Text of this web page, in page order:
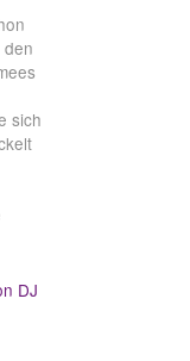
den
sich
DJ